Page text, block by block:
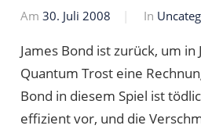
Am 30. Juli 2008
Von
In
James Bond ist zurück, um in
Quantum Trost eine
Bond in diesem Spiel ist
effizient vor, und die